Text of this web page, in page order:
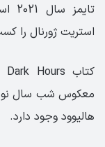
استریت ژورنال را
معکوس شب سال نو
هالیوود وجود دارد.